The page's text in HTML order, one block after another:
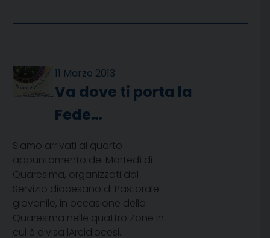
11 Marzo 2013
Va dove ti porta la
Fede…
Siamo arrivati al quarto
appuntamento dei Martedì di
Quaresima, organizzati dal
Servizio diocesano di Pastorale
giovanile, in occasione della
Quaresima nelle quattro Zone in
cui è divisa lArcidiocesi.